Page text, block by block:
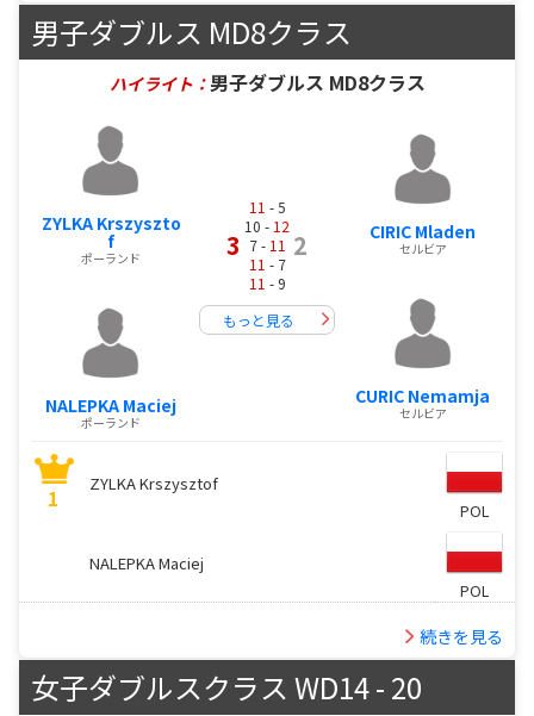
男子ダブルス MD8クラス
ハイライト： 男子ダブルス MD8クラス
ZYLKA Krszyszto
f
ポーランド
NALEPKA Maciej
ポーランド
3
11 - 5
10 - 12
7 - 11
11 - 7
11 - 9
2
もっと見る
CIRIC Mladen
セルビア
CURIC Nemamja
セルビア
1
ZYLKA Krszysztof
POL
NALEPKA Maciej
POL
続きを見る
女子ダブルスクラス WD14 - 20